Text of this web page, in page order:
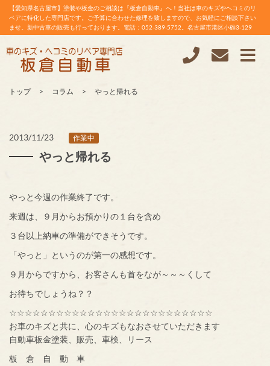
【愛知県名古屋市】塗装や板金のご相談は『板倉自動車』へ！当社は車のキズやヘコミのリ
ペアに特化した専門店です。ご予算に合わせた修理を致しますので、お気軽にご相談下さい
ませ。新中古車の販売も行っております。電話：052-389-5752。名古屋市港区小碓3-129
トップ コラム やっと帰れる
2013/11/23 作業中
やっと帰れる
やっと今週の作業終了です。
来週は、９月からお預かりの１台を含め
３台以上納車の準備ができそうです。
「やっと」というのが第一の感想です。
９月からですから、お客さんも首をなが～～～くして
お待ちでしょうね？？
☆☆☆☆☆☆☆☆☆☆☆☆☆☆☆☆☆☆☆☆☆☆☆☆☆☆
お車のキズと共に、心のキズもなおさせていただきます
自動車板金塗装、販売、車検、リース
板 倉 自 動 車